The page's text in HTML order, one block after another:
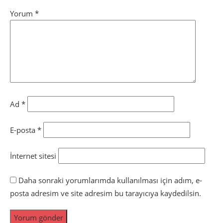
Yorum *
Ad *
E-posta *
İnternet sitesi
Daha sonraki yorumlarımda kullanılması için adım, e-
posta adresim ve site adresim bu tarayıcıya kaydedilsin.